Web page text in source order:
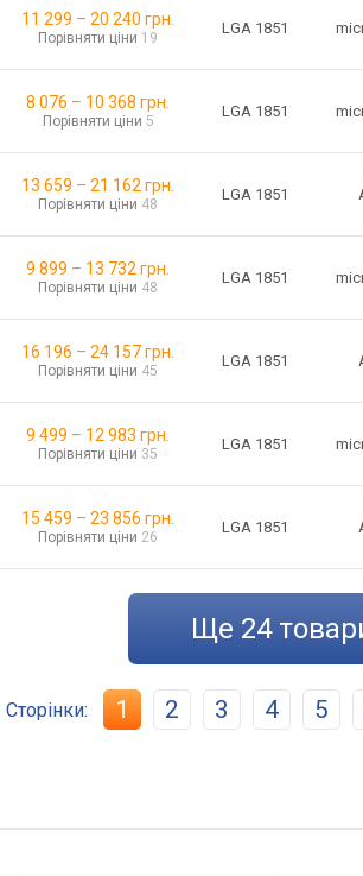
11 299 – 20 240 грн.
Порівняти ціни 19
LGA 1851
8 076 – 10 368 грн.
Порівняти ціни 5
LGA 1851
13 659 – 21 162 грн.
Порівняти ціни 48
LGA 1851
9 899 – 13 732 грн.
Порівняти ціни 48
LGA 1851
16 196 – 24 157грн.
Порівняти ціни 45
LGA 1851
9 499 – 12 983 грн.
Порівняти ціни 35
LGA 1851
15 459 – 23 856 грн.
Порівняти ціни 26
LGA 1851
ще 24
Сторінки: 1 2 3 4 5